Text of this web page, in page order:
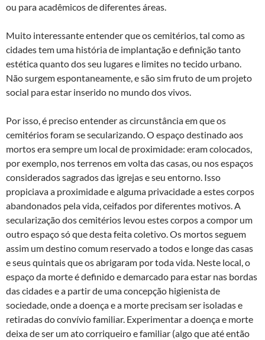
ou para acadêmicos de diferentes áreas.
Muito interessante entender que os cemitérios, tal como as
cidades tem uma história de implantação e definição tanto
estética quanto dos seu lugares e limites no tecido urbano.
Não surgem espontaneamente, e são sim fruto de um projeto
social para estar inserido no mundo dos vivos.
Por isso, é preciso entender as circunstância em que os
cemitérios foram se secularizando. O espaço destinado aos
mortos era sempre um local de proximidade: eram colocados,
por exemplo, nos terrenos em volta das casas, ou nos espaços
considerados sagrados das igrejas e seu entorno. Isso
propiciava a proximidade e alguma privacidade a estes corpos
abandonados pela vida, ceifados por diferentes motivos. A
secularização dos cemitérios levou estes corpos a compor um
outro espaço só que desta feita coletivo. Os mortos seguem
assim um destino comum reservado a todos e longe das casas
e seus quintais que os abrigaram por toda vida. Neste local, o
espaço da morte é definido e demarcado para estar nas bordas
das cidades e a partir de uma concepção higienista de
sociedade, onde a doença e a morte precisam ser isoladas e
retiradas do convívio familiar. Experimentar a doença e morte
deixa de ser um ato corriqueiro e familiar (algo que até então